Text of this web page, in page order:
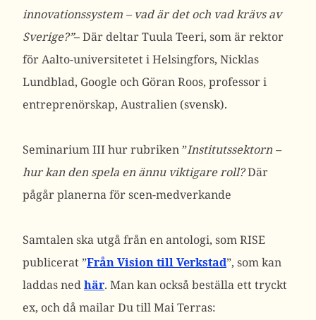
innovationssystem – vad är det och vad krävs av
Sverige?”– Där deltar Tuula Teeri, som är rektor
för Aalto-universitetet i Helsingfors, Nicklas
Lundblad, Google och Göran Roos, professor i
entreprenörskap, Australien (svensk).
Seminarium III hur rubriken ”Institutssektorn –
hur kan den spela en ännu viktigare roll?Där
pågår planerna för scen-medverkande
Samtalen ska utgå från en antologi, som RISE
publicerat ”Från Vision till Verkstad”, som kan
laddas nedhär. Man kan också beställa ett tryckt
ex, och då mailar Du till Mai Terras: